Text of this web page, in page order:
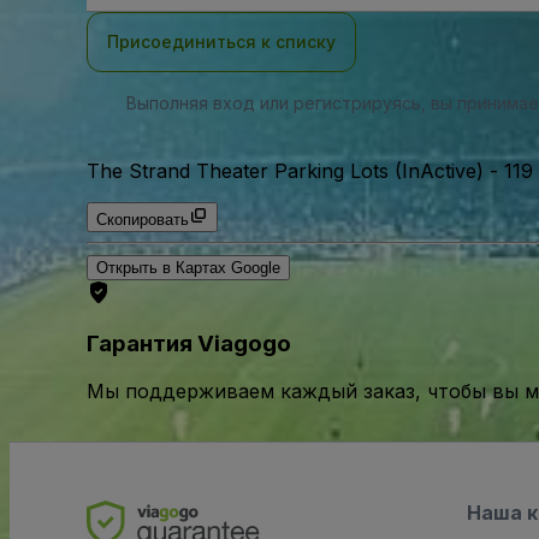
Присоединиться к списку
Выполняя вход или регистрируясь, вы
The Strand Theater Parking Lots (InActive) -
Скопировать
Открыть в Картах Google
Гарантия Viagogo
Мы поддерживаем каждый заказ, чтобы вы
Наша